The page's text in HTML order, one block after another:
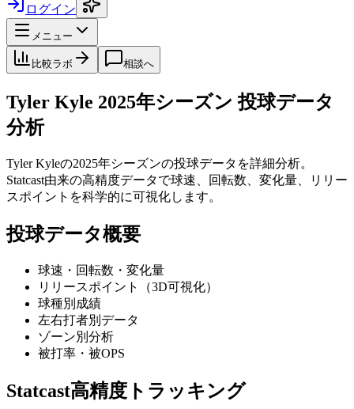
ログイン
メニュー
比較ラボ 相談へ
Tyler Kyle 2025年シーズン 投球データ
分析
Tyler Kyleの2025年シーズンの投球データを詳細分析。
Statcast由来の高精度データで球速、回転数、変化量、リリー
スポイントを科学的に可視化します。
投球データ概要
球速・回転数・変化量
リリースポイント（3D可視化）
球種別成績
左右打者別データ
ゾーン別分析
被打率・被OPS
Statcast高精度トラッキング